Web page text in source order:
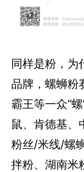
同样是粉，为
品牌，螺蛳粉
霸王等一众“
鼠、肯德基、
粉丝/米线/螺
拌粉、湖南米